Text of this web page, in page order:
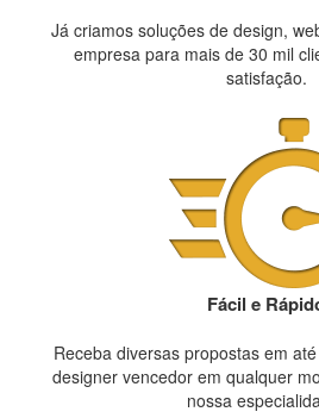
Já criamos soluções de design,
empresa para mais de 30 mil
satisfação.
Fácil e
Receba diversas propostas em
designer vencedor em qualquer
nossa